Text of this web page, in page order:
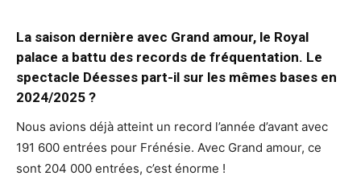
La saison dernière avec Grand amour, le Royal
palace a battu des records de fréquentation. Le
spectacle Déesses part-il sur les mêmes bases en
2024/2025 ?
Nous avions déjà atteint un record l’année d’avant avec
191 600 entrées pour Frénésie. Avec Grand amour, ce
sont 204 000 entrées, c’est énorme !